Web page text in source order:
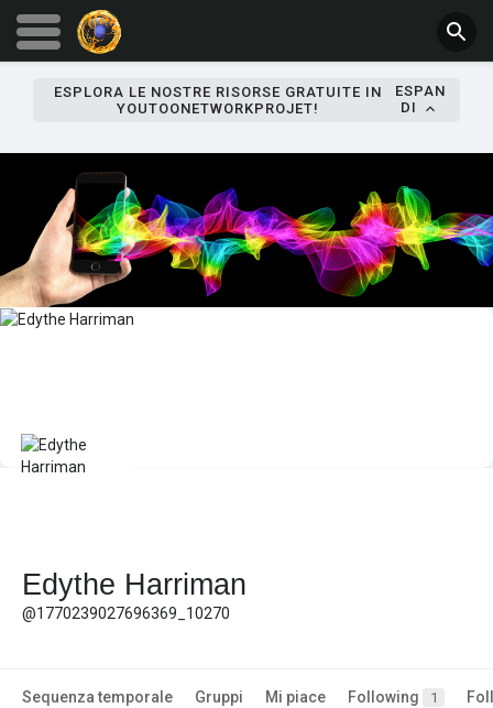
ESPLORA LE NOSTRE RISORSE GRATUITE IN
YOUTOONETWORKPROJET!
ESPAN
DI
Edythe Harriman
@1770239027696369_10270
Sequenza temporale Gruppi Mi piace Following 1